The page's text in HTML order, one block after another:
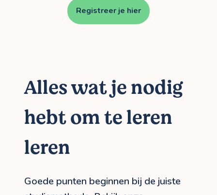
Registreer je hier
Alles wat je nodig
hebt om te leren
leren
Goede punten beginnen bij de juiste